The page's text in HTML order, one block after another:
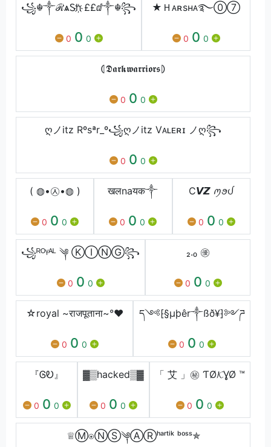
꧁☬༒ℛѧᏚh҉ ££ⅆ༒☬꧂
0 0 0
★Ｈᴀʀsʜᴀ࿐⓪⑦
0 0 0
⦇𝕯𝖆𝖗𝖐𝖜𝖆𝖗𝖗𝖎𝖔𝖗𝖘⦈
0 0 0
ღノitz Rºsªr_º꧁ღノitz Vᴀʟᴇʀɪ ノღ꧂
0 0 0
( ◍•㉦•◍ )
0 0 0
खलnaयक༒
0 0 0
C𝙑𝙕 ꪑꪮᦔ
0 0 0
꧁ᴿᴼᵞᴬᴸ ༆ ⓀⒾⓃⒼ꧂
0 0 0
₂.₀ ㊝
0 0 0
☆royal ~राजपूताना~°❤️
0 0 0
ད༺⁅§µþêr༒ßð¥⁆༻ཌ
0 0 0
『ᎶᎧ』
0 0 0
▓▒hacked▒▓
0 0 0
‏「 艾 」㊙ ƬØ𝓚ƔØ ™
0 0 0
♕︎Ⓜ︎⍟Ⓝ︎Ⓢ︎༆Ⓐ︎Ⓡ︎ʰᵃʳᵗⁱᵏ ᵇᵒˢˢ✯